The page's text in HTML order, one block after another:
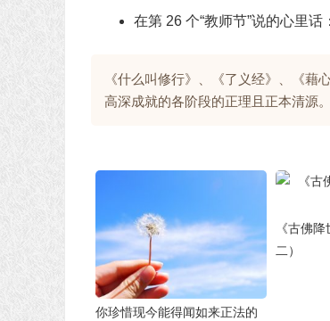
在第 26 个“教师节”说的心里话
《什么叫修行》、《了义经》、《藉
高深成就的各阶段的正理且正本清源
你珍惜现今能得闻如来正法的
《古佛
二）